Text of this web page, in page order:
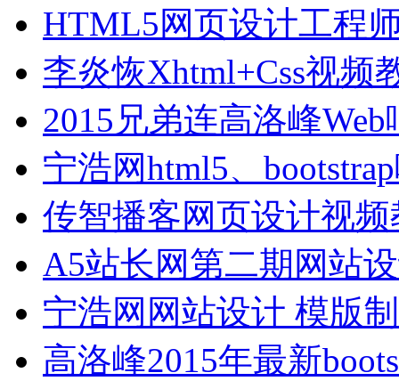
HTML5网页设计工程
李炎恢Xhtml+Css视频
2015兄弟连高洛峰
宁浩网html5、
传智播客网页设计视
A5站长网第二期网站
宁浩网网站设计 模版
高洛峰2015年最新